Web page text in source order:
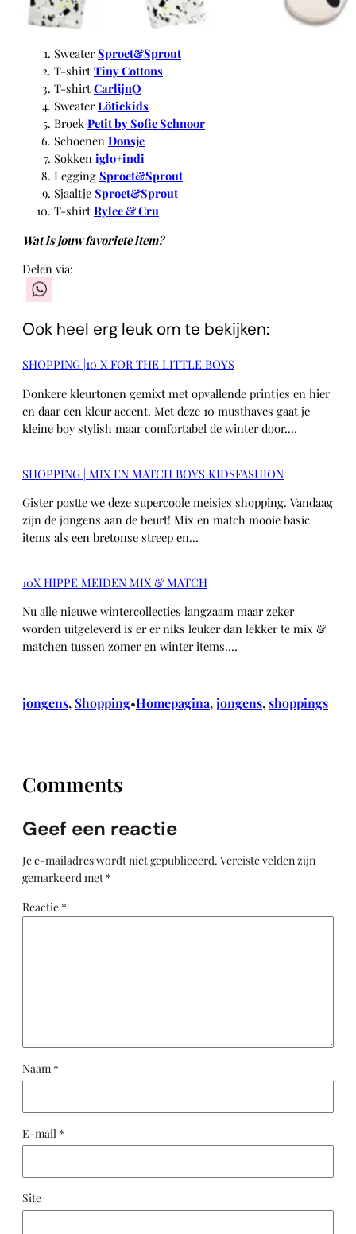
SweaterSproet&Sprout
T-shirtTiny Cottons
T-shirtCarlijnQ
SweaterLötiekids
Broek Petit by Sofie Schnoor
Schoenen Donsje
Sokken iglo+indi
Legging Sproet&Sprout
Sjaaltje Sproet&Sprout
T-shirtRylee & Cru
Wat is jouw favoriete item?
Delen via:
Ook heel erg leuk om te bekijken:
SHOPPING |10 X FOR THE LITTLE BOYS
Donkere kleurtonen gemixt met opvallende printjes en hier
en daar een kleur accent. Met deze 10 musthaves gaat je
kleine boy stylish maar comfortabel de winter door.…
SHOPPING | MIX EN MATCH BOYS KIDSFASHION
Gister postte we deze supercoole meisjes shopping. Vandaag
zijn de jongens aan de beurt! Mix en match mooie basic
items als een bretonse streep en…
10X HIPPE MEIDEN MIX & MATCH
Nu alle nieuwe wintercollecties langzaam maar zeker
worden uitgeleverd is er er niks leuker dan lekker te mix &
matchen tussen zomer en winter items.…
jongens, Shopping•Homepagina, jongens, shoppings
Comments
Geef een reactie
Je e-mailadres wordt niet gepubliceerd. Vereiste velden zijn
gemarkeerd met *
Reactie *
Naam *
E-mail *
Site